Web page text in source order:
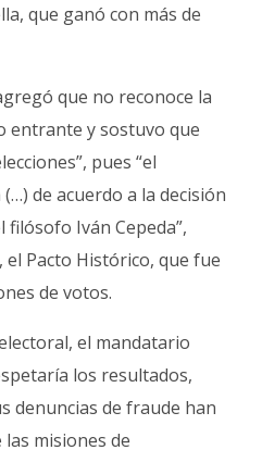
que ganó con más de
que no reconoce la
entrante y sostuvo que
pues “el
de acuerdo a la decisión
filósofo Iván Cepeda”,
Pacto Histórico, que fue
de votos.
el mandatario
los resultados,
denuncias de fraude han
las misiones de